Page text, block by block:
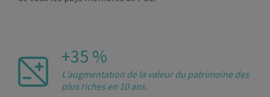
+35 %
L’augmentation de la valeur du patrimoine des
plus riches en 10 ans.